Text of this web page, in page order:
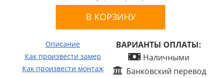
Описание
Как произвести замер
Как произвести монтаж
ВАРИАНТЫ ОПЛАТЫ:
Наличными
Банковский перевод